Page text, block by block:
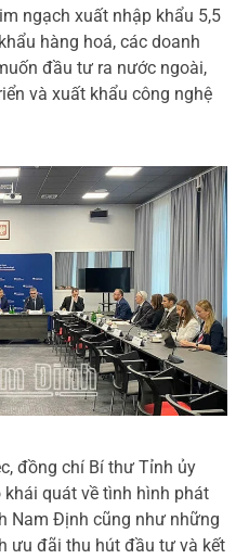
ngạch xuất nhập khẩu 5,5
hàng hoá, các doanh
đầu tư ra nước ngoài,
và xuất khẩu công nghệ
đồng chí Bí thư Tỉnh ủy
quát về tình hình phát
Nam Định cũng như những
ưu đãi thu hút đầu tư và kết